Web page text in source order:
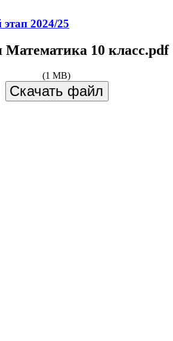
2024/25
10 класс.pdf
(1 MB)
Скачать файл